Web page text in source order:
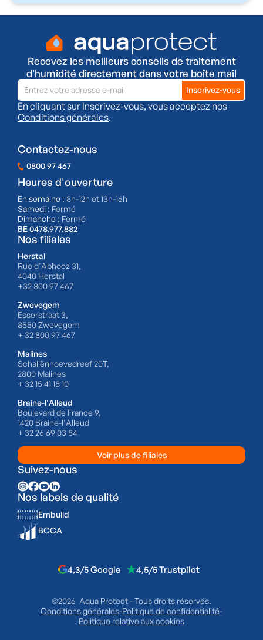
Recevez les meilleurs conseils de traitement
d'humidité directement dans votre boîte mail
En cliquant sur Inscrivez-vous, vous acceptez nos
Conditions générales.
Contactez-nous
0800 97 467
Heures d'ouverture
En semaine : 8h-12h et 13h-16h
Samedi : Fermé
Dimanche : Fermé
BE 0478.977.882
Nos filiales
Herstal
Rue d'Abhooz 31,
4040 Herstal
+32 800 97 467
Zwevegem
Esserstraat 3,
8550 Zwevegem
+ 32 800 97 467
Malines
Schaliënhoevedreef 20T,
2800 Malines
+ 32 15 41 18 10
Braine-l'Alleud
Boulevard de France 9,
1420 Braine-l'Alleud
+ 32 26 69 03 84
Voir plus de filiales
Suivez-nous
Nos labels de qualité
Embuild
BCCA
4,3/5 Google 4,5/5 Trustpilot
©2026 Aqua Protect - Tous droits réservés.
Conditions générales-Politique de confidentialité-
Politique relative aux cookies